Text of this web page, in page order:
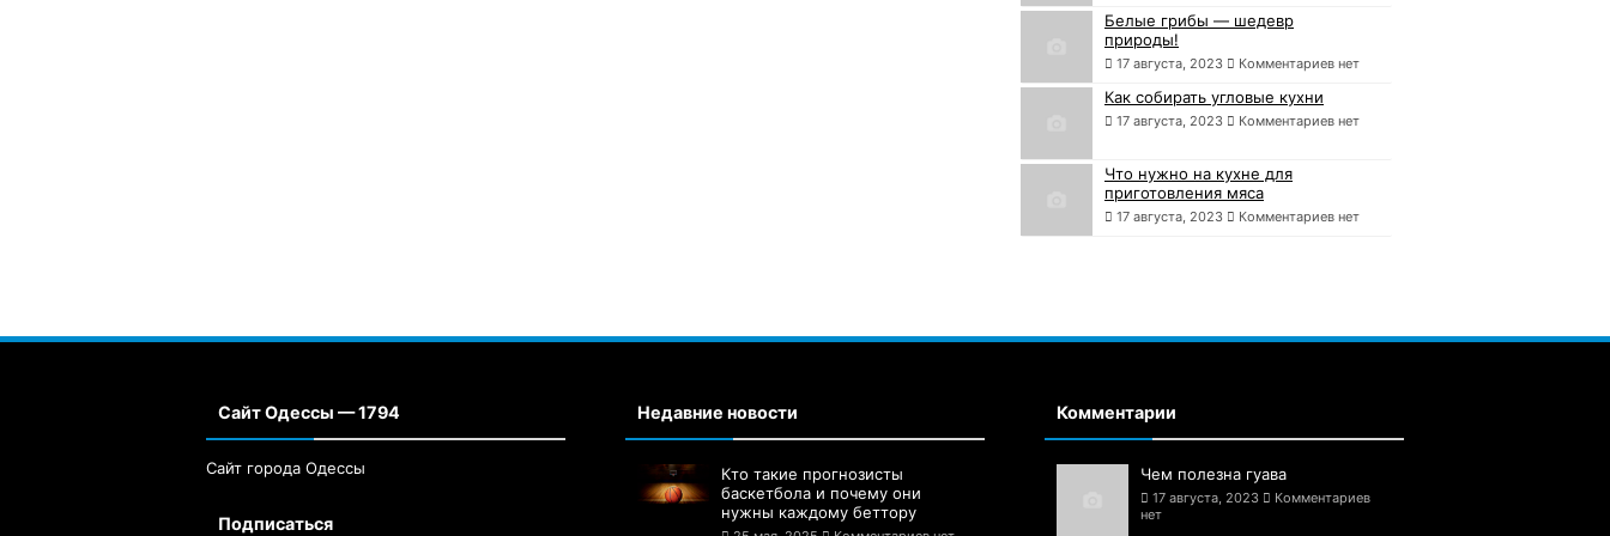
Белые грибы — шедевр
природы!
17 августа, 2023 Комментариев нет
Как собирать угловые кухни
17 августа, 2023 Комментариев нет
Что нужно на кухне для
приготовления мяса
17 августа, 2023 Комментариев нет
Сайт Одессы — 1794
Сайт города Одессы
Подписаться
Недавние новости
Кто такие прогнозисты
баскетбола и почему они
нужны каждому беттору
Комментарии
Чем полезна гуава
17 августа, 2023
Комментариев
нет